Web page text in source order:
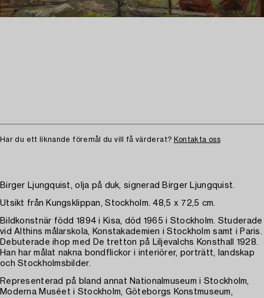
Har du ett liknande föremål du vill få värderat? Kontakta oss
Birger Ljungquist, olja på duk, signerad Birger Ljungquist.
Utsikt från Kungsklippan, Stockholm. 48,5 x 72,5 cm.
Bildkonstnär född 1894 i Kisa, död 1965 i Stockholm. Studerade
vid Althins målarskola, Konstakademien i Stockholm samt i Paris.
Debuterade ihop med De tretton på Liljevalchs Konsthall 1928.
Han har målat nakna bondflickor i interiörer, porträtt, landskap
och Stockholmsbilder.
Representerad på bland annat Nationalmuseum i Stockholm,
Moderna Muséet i Stockholm, Göteborgs Konstmuseum,